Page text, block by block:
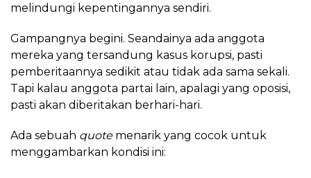
melindungi kepentingannya sendiri.
Gampangnya begini. Seandainya ada anggota
mereka yang tersandung kasus korupsi, pasti
pemberitaannya sedikit atau tidak ada sama sekali.
Tapi kalau anggota partai lain, apalagi yang oposisi,
pasti akan diberitakan berhari-hari.
Ada sebuah quote menarik yang cocok untuk
menggambarkan kondisi ini: